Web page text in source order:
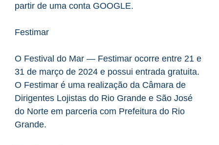
partir de uma conta GOOGLE.
Festimar
O Festival do Mar — Festimar ocorre entre 21 e
31 de março de 2024 e possui entrada gratuita.
O Festimar é uma realização da Câmara de
Dirigentes Lojistas do Rio Grande e São José
do Norte em parceria com Prefeitura do Rio
Grande.